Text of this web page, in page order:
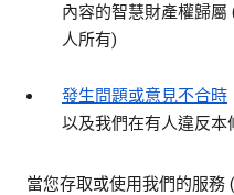
內容的智慧財產權歸
人所有)
發生問題或意見不合時
以及我們在有人違反
當您存取或使用我們的服務